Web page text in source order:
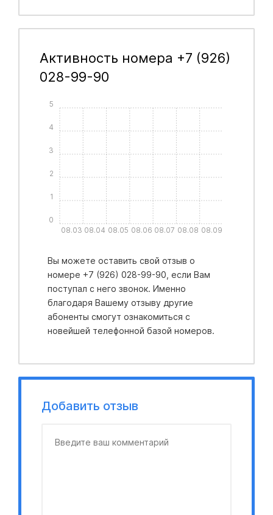
Активность номера +7 (926)
028-99-90
08.03 08.04 08.05 08.06 08.07 08.08 08.09
0
1
2
3
4
5
Вы можете оставить свой отзыв о
номере +7 (926) 028-99-90, если Вам
поступал с него звонок. Именно
благодаря Вашему отзыву другие
абоненты смогут ознакомиться с
новейшей телефонной базой номеров.
Добавить отзыв